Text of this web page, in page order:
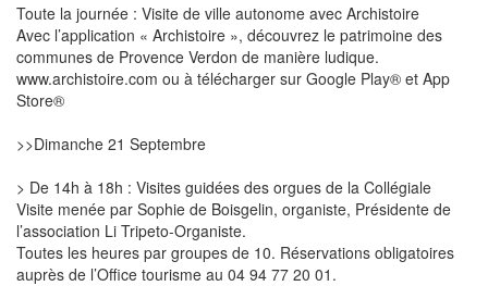
Toute la journée : Visite de ville autonome avec Archistoire
Avec l’application « Archistoire », découvrez le patrimoine des
communes de Provence Verdon de manière ludique.
www.archistoire.com ou à télécharger sur Google Play® et App
Store®
>>Dimanche 21 Septembre
> De 14h à 18h : Visites guidées des orgues de la Collégiale
Visite menée par Sophie de Boisgelin, organiste, Présidente de
l’association Li Tripeto-Organiste.
Toutes les heures par groupes de 10. Réservations obligatoires
auprès de l’Office tourisme au 04 94 77 20 01.